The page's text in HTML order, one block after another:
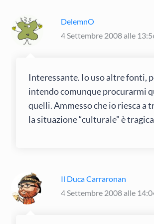
DelemnO
4 Settembre 2008 alle
Interessante. Io uso altre fonti,
intendo comunque procurarmi
quelli. Ammesso che io riesca a
la situazione “culturale” è
Il Duca Carraronan
4 Settembre 2008 alle